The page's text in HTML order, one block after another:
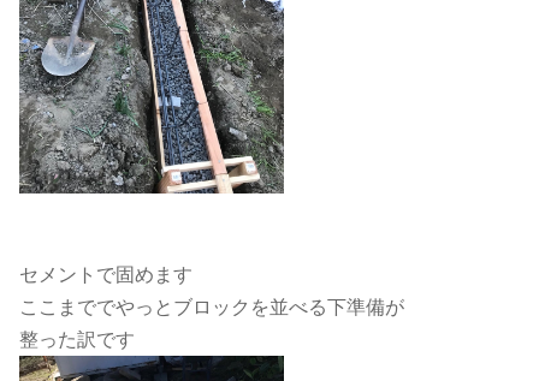
セメントで固めます
ここまででやっとブロックを並べる下準備が
整った訳です